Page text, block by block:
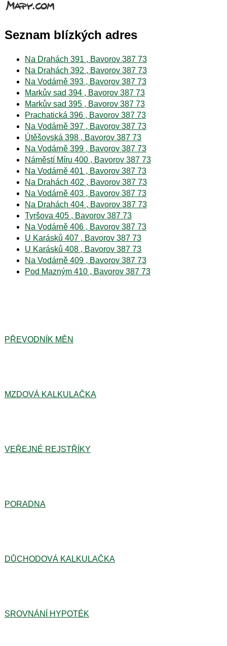
Seznam blízkých adres
Na Drahách 391 , Bavorov 387 73
Na Drahách 392 , Bavorov 387 73
Na Vodárně 393 , Bavorov 387 73
Markův sad 394 , Bavorov 387 73
Markův sad 395 , Bavorov 387 73
Prachatická 396 , Bavorov 387 73
Na Vodárně 397 , Bavorov 387 73
Útěšovská 398 , Bavorov 387 73
Na Vodárně 399 , Bavorov 387 73
Náměstí Míru 400 , Bavorov 387 73
Na Vodárně 401 , Bavorov 387 73
Na Drahách 402 , Bavorov 387 73
Na Vodárně 403 , Bavorov 387 73
Na Drahách 404 , Bavorov 387 73
Tyršova 405 , Bavorov 387 73
Na Vodárně 406 , Bavorov 387 73
U Karásků 407 , Bavorov 387 73
U Karásků 408 , Bavorov 387 73
Na Vodárně 409 , Bavorov 387 73
Pod Mazným 410 , Bavorov 387 73
PŘEVODNÍK MĚN
MZDOVÁ KALKULAČKA
VEŘEJNÉ REJSTŘÍKY
PORADNA
DŮCHODOVÁ KALKULAČKA
SROVNÁNÍ HYPOTÉK